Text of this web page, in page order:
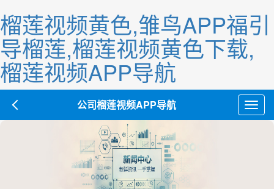
榴莲视频黄色,雏鸟APP福引
导榴莲,榴莲视频黄色下载,
榴莲视频APP导航
公司榴莲视频APP导航